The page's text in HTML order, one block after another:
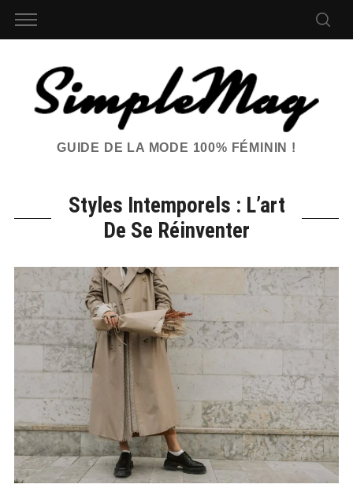
GUIDE DE LA MODE 100% FÉMININ !
Styles Intemporels : L’art
De Se Réinventer